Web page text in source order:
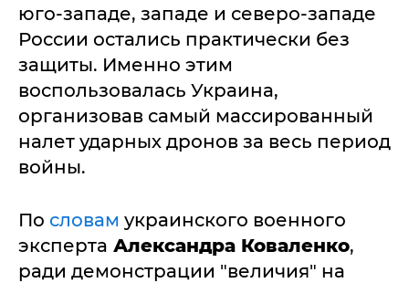
юго-западе, западе и северо-западе
России остались практически без
защиты. Именно этим
воспользовалась Украина,
организовав самый массированный
налет ударных дронов за весь период
войны.
По словам украинского военного
эксперта Александра Коваленко,
ради демонстрации "величия" на